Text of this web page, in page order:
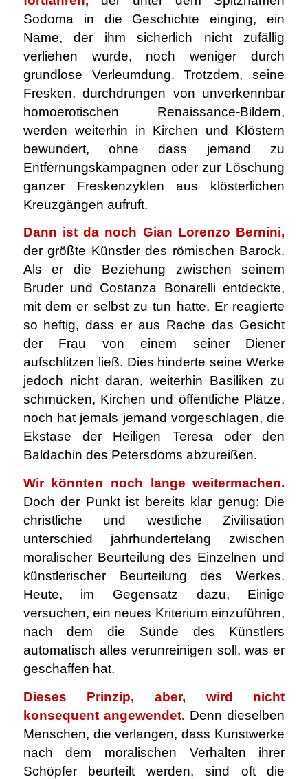
Sodoma in die Geschichte einging, ein
Name, der ihm sicherlich nicht zufällig
verliehen wurde, noch weniger durch
grundlose Verleumdung. Trotzdem, seine
Fresken, durchdrungen von unverkennbar
homoerotischen Renaissance-Bildern,
werden weiterhin in Kirchen und Klöstern
bewundert, ohne dass jemand zu
Entfernungskampagnen oder zur Löschung
ganzer Freskenzyklen aus klösterlichen
Kreuzgängen aufruft.
Dann ist da noch Gian Lorenzo Bernini,
der größte Künstler des römischen Barock.
Als er die Beziehung zwischen seinem
Bruder und Costanza Bonarelli entdeckte,
mit dem er selbst zu tun hatte, Er reagierte
so heftig, dass er aus Rache das Gesicht
der Frau von einem seiner Diener
aufschlitzen ließ. Dies hinderte seine Werke
jedoch nicht daran, weiterhin Basiliken zu
schmücken, Kirchen und öffentliche Plätze,
noch hat jemals jemand vorgeschlagen, die
Ekstase der Heiligen Teresa oder den
Baldachin des Petersdoms abzureißen.
Wir könnten noch lange weitermachen.
Doch der Punkt ist bereits klar genug: Die
christliche und westliche Zivilisation
unterschied jahrhundertelang zwischen
moralischer Beurteilung des Einzelnen und
künstlerischer Beurteilung des Werkes.
Heute, im Gegensatz dazu, Einige
versuchen, ein neues Kriterium einzuführen,
nach dem die Sünde des Künstlers
automatisch alles verunreinigen soll, was er
geschaffen hat.
Dieses Prinzip, aber, wird nicht
konsequent angewendet. Denn dieselben
Menschen, die verlangen, dass Kunstwerke
nach dem moralischen Verhalten ihrer
Schöpfer beurteilt werden, sind oft die